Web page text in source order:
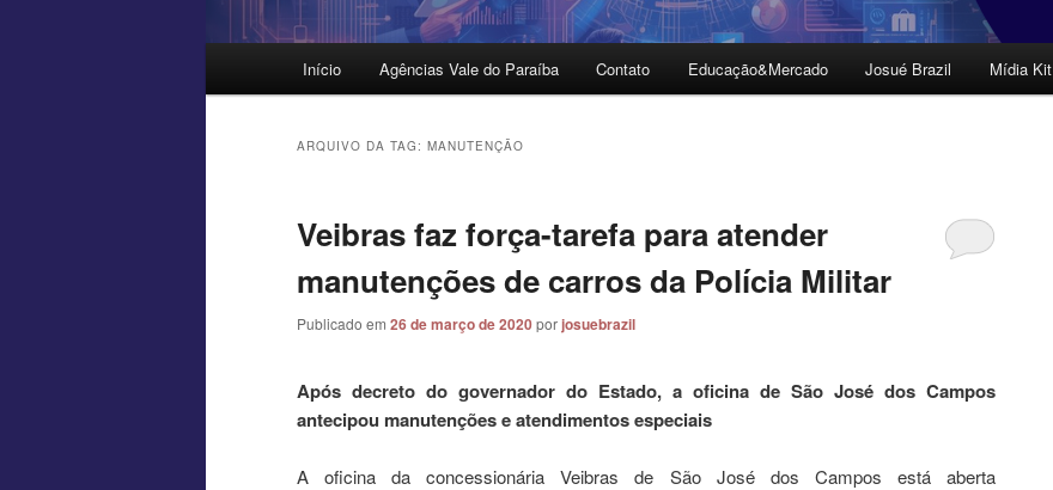
Início Agências Vale do Paraíba Contato Educação&Mercado Josué Brazil Mídia Kit
ARQUIVO DA TAG: MANUTENÇÃO
Veibras faz força-tarefa para atender
manutenções de carros da Polícia Militar
Publicado em 26 de março de 2020porjosuebrazil
Após decreto do governador do Estado, a oficina de São José dos Campos
antecipou manutenções e atendimentos especiais
A oficina da concessionária Veibras de São José dos Campos está aberta